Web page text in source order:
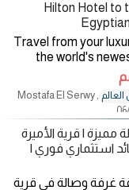
Hilton Hotel to
Travel from your
the world's
masterpiece
comfort and
smooth, private, and
directly from the
, Mostafa El Serwy
مميزة | قرية الأميرة
استثماري فوري |
غرفة وصالة في قرية